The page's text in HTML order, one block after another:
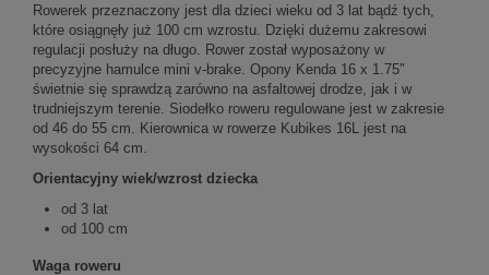
Rowerek przeznaczony jest dla dzieci wieku od 3 lat bądź tych,
które osiągnęły już 100 cm wzrostu. Dzięki dużemu zakresowi
regulacji posłuży na długo. Rower został wyposażony w
precyzyjne hamulce mini v-brake. Opony Kenda 16 x 1.75″
świetnie się sprawdzą zarówno na asfaltowej drodze, jak i w
trudniejszym terenie. Siodełko roweru regulowane jest w zakresie
od 46 do 55 cm. Kierownica w rowerze Kubikes 16L jest na
wysokości 64 cm.
Orientacyjny wiek/wzrost dziecka
od 3 lat
od 100 cm
Waga roweru